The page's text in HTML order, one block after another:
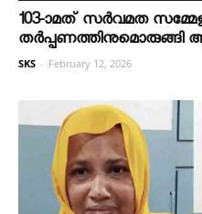
103-ാമത് സർവമത
തർപ്പണത്തിനുമൊരുങ്ങി
SKS - February 12, 2026